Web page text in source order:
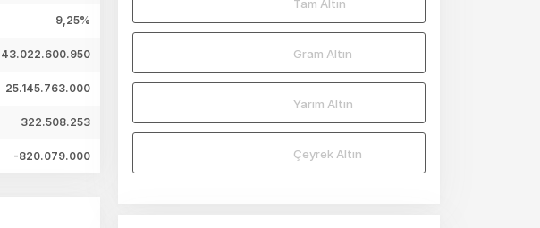
9,25%
43.022.600.950
25.145.763.000
322.508.253
-820.079.000
Tam Altın
Gram Altın
Yarım Altın
Çeyrek Altın